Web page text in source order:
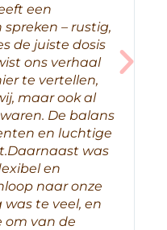
een
– rustig,
de juiste dosis
ons verhaal
te vertellen,
maar ook al
De balans
en luchtige
was
en
naar onze
te veel, en
om van de